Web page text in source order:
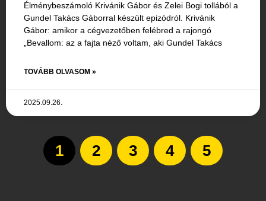
Élménybeszámoló Krivánik Gábor és Zelei Bogi tollából a
Gundel Takács Gáborral készült epizódról. Krivánik
Gábor: amikor a cégvezetőben felébred a rajongó
„Bevallom: az a fajta néző voltam, aki Gundel Takács
TOVÁBB OLVASOM »
2025.09.26.
1 2 3 4 5